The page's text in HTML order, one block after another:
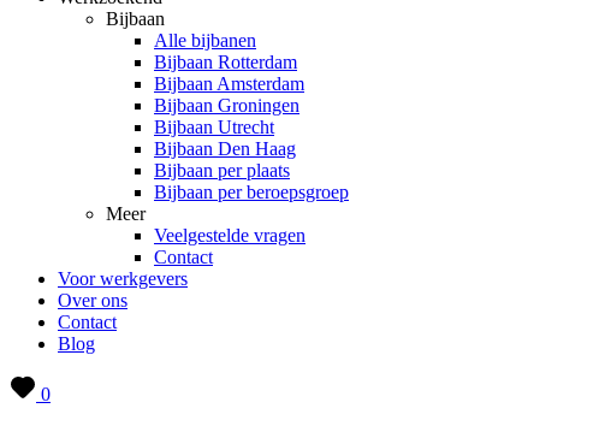
Bijbaan
Alle bijbanen
Bijbaan Rotterdam
Bijbaan Amsterdam
Bijbaan Groningen
Bijbaan Utrecht
Bijbaan Den Haag
Bijbaan per plaats
Bijbaan per beroepsgroep
Meer
Veelgestelde vragen
Contact
Voor werkgevers
Over ons
Contact
Blog
0